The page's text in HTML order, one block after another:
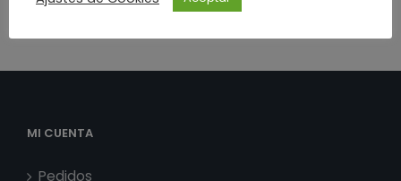
MI CUENTA
Pedidos